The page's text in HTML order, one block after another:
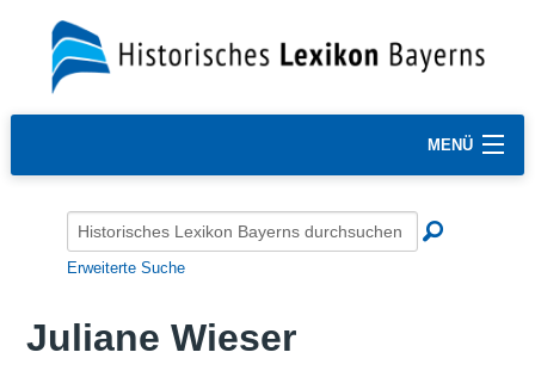
MENÜ
Erweiterte Suche
Juliane Wieser